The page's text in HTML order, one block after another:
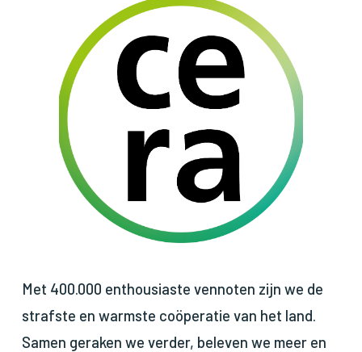
Met 400.000 enthousiaste vennoten zijn we de
strafste en warmste coöperatie van het land.
Samen geraken we verder, beleven we meer en